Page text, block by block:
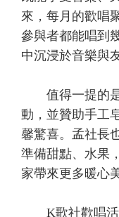
來，每月的歡唱
參與者都能唱到
中沉浸於音樂與
值得一提的是
動，並贊助手工
馨驚喜。孟社長
準備甜點、水果
家帶來更多暖心
K歌社歡唱活